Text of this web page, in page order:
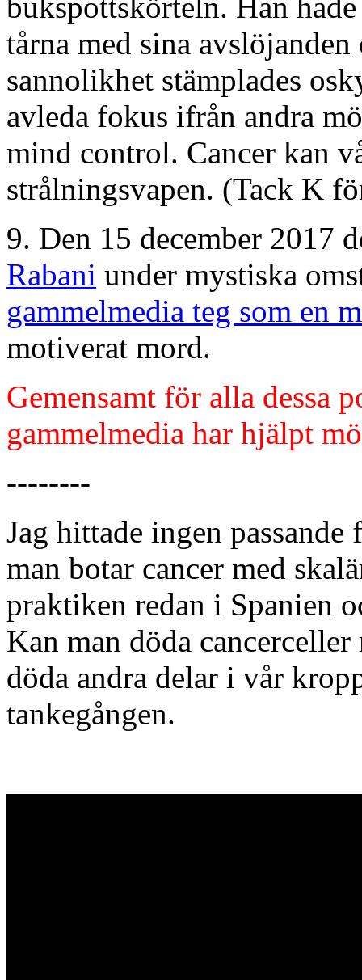
tårna med sina
sannolikhet stämplades
avleda fokus ifrån andra
mind control. Cancer kan
strålningsvapen. (Tack K
9. Den 15 december 2017
Rabani under mystiska
gammelmedia teg som en
motiverat mord.
Gemensamt för alla dessa
gammelmedia har hjälpt
--------
Jag hittade ingen
man botar cancer med
praktiken redan i Spanien
Kan man döda
döda andra delar i vår
tankegången.